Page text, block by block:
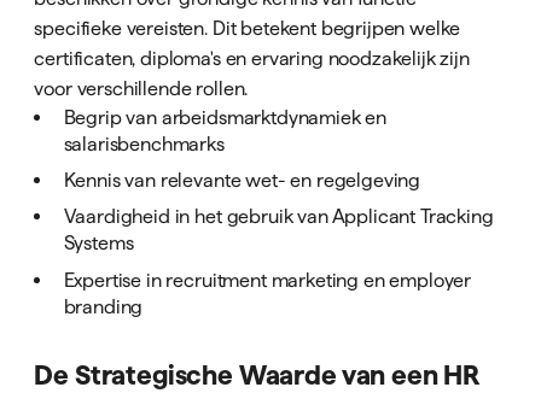
specifieke vereisten. Dit betekent begrijpen welke
certificaten, diploma's en ervaring noodzakelijk zijn
voor verschillende rollen.
Begrip van arbeidsmarktdynamiek en
salarisbenchmarks
Kennis van relevante wet- en regelgeving
Vaardigheid in het gebruik van Applicant Tracking
Systems
Expertise in recruitment marketing en employer
branding
De Strategische Waarde van een HR